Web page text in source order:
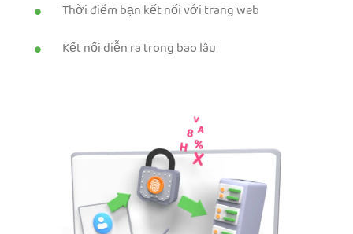
Thời điểm bạn kết nối với trang web
Kết nối diễn ra trong bao lâu